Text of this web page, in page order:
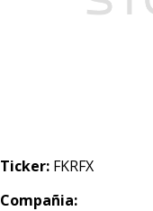
Ticker: FKRFX
Compañia: